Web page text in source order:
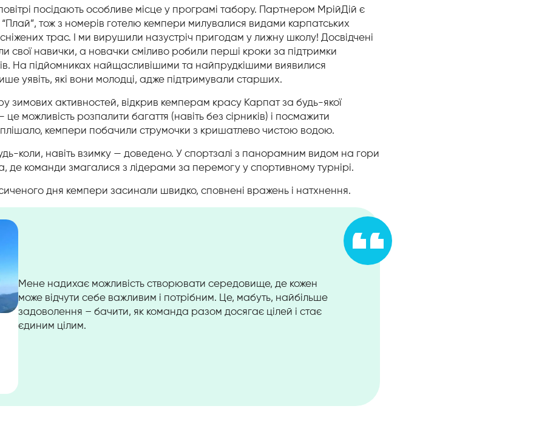
посідають особливе місце у програмі табору. Партнером МрійДій є
“Плай”, тож з номерів готелю кемпери милувалися видами карпатських
трас. І ми вирушили назустріч пригодам у лижну школу! Досвідчені
свої навички, а новачки сміливо робили перші кроки за підтримки
На підйомниках найщасливішими та найпрудкішими виявилися
уявіть, які вони молодці, адже підтримували старших.
зимових активностей, відкрив кемперам красу Карпат за будь-якої
можливість розпалити багаття (навіть без сірників) і посмажити
кемпери побачили струмочки з кришатлево чистою водою.
коли, навіть взимку — доведено. У спортзалі з панорамним видом на гори
де команди змагалися з лідерами за перемогу у спортивному турнірі.
дня кемпери засинали швидко, сповнені вражень і натхнення.
Мене надихає можливість створювати середовище, де кожен
може відчути себе важливим і потрібним. Це, мабуть, найбільше
задоволення – бачити, як команда разом досягає цілей і стає
єдиним цілим.